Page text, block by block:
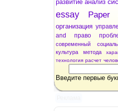
развитие анализ
essay
Paper
организация
and
право
современный
культура
метода
технология расчет
Введите первые